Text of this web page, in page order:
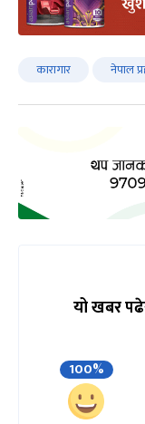
कारागार नेपाल
यो खबर
100%